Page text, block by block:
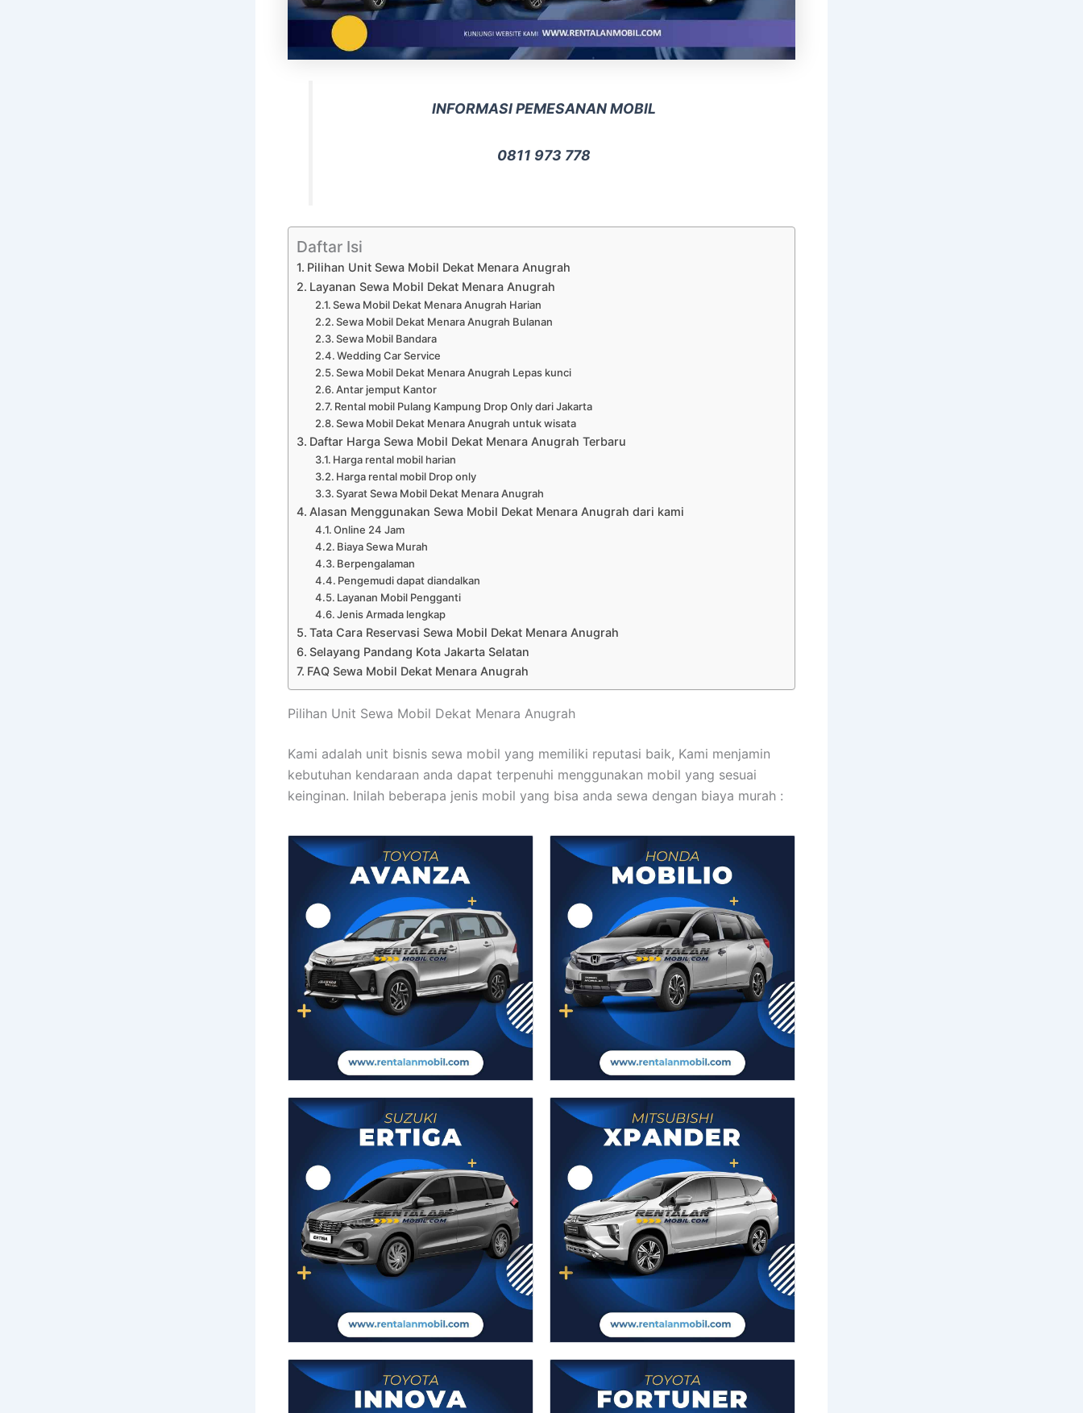
INFORMASI PEMESANAN MOBIL
0811 973 778
Daftar Isi
Pilihan Unit Sewa Mobil Dekat Menara Anugrah
Layanan Sewa Mobil Dekat Menara Anugrah
Sewa Mobil Dekat Menara Anugrah Harian
Sewa Mobil Dekat Menara Anugrah Bulanan
Sewa Mobil Bandara
Wedding Car Service
Sewa Mobil Dekat Menara Anugrah Lepas kunci
Antar jemput Kantor
Rental mobil Pulang Kampung Drop Only dari Jakarta
Sewa Mobil Dekat Menara Anugrah untuk wisata
Daftar Harga Sewa Mobil Dekat Menara Anugrah Terbaru
Harga rental mobil harian
Harga rental mobil Drop only
Syarat Sewa Mobil Dekat Menara Anugrah
Alasan Menggunakan Sewa Mobil Dekat Menara Anugrah dari kami
Online 24 Jam
Biaya Sewa Murah
Berpengalaman
Pengemudi dapat diandalkan
Layanan Mobil Pengganti
Jenis Armada lengkap
Tata Cara Reservasi Sewa Mobil Dekat Menara Anugrah
Selayang Pandang Kota Jakarta Selatan
FAQ Sewa Mobil Dekat Menara Anugrah
Pilihan Unit Sewa Mobil Dekat Menara Anugrah
Kami adalah unit bisnis sewa mobil yang memiliki reputasi baik, Kami menjamin
kebutuhan kendaraan anda dapat terpenuhi menggunakan mobil yang sesuai
keinginan. Inilah beberapa jenis mobil yang bisa anda sewa dengan biaya murah :